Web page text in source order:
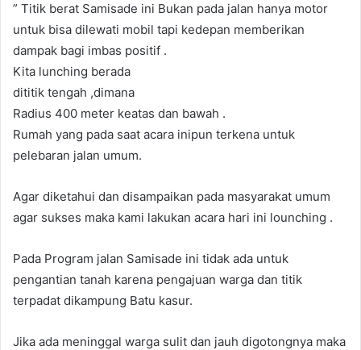
” Titik berat Samisade ini Bukan pada jalan hanya motor
untuk bisa dilewati mobil tapi kedepan memberikan
dampak bagi imbas positif .
Kita lunching berada
dititik tengah ,dimana
Radius 400 meter keatas dan bawah .
Rumah yang pada saat acara inipun terkena untuk
pelebaran jalan umum.
Agar diketahui dan disampaikan pada masyarakat umum
agar sukses maka kami lakukan acara hari ini lounching .
Pada Program jalan Samisade ini tidak ada untuk
pengantian tanah karena pengajuan warga dan titik
terpadat dikampung Batu kasur.
Jika ada meninggal warga sulit dan jauh digotongnya maka